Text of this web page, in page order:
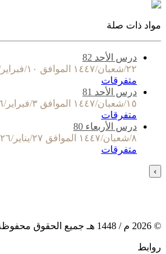
مواد ذات صلة
درس الأحد 82
٢٢/شعبان/١٤٤٧ الموافق ١٠/فبراير/٢٠٢٦
متفرقات
درس الأحد 81
١٥/شعبان/١٤٤٧ الموافق ٣/فبراير/٢٠٢٦
متفرقات
درس الأربعاء 80
٨/شعبان/١٤٤٧ الموافق ٢٧/يناير/٢٠٢٦
متفرقات
›
©
2026 م / 1448 هـ جميع الحقوق
روابط